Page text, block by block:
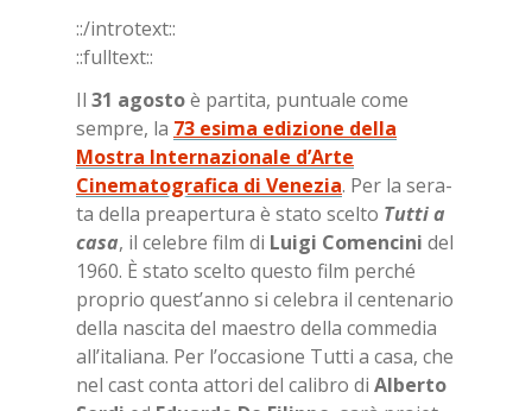
::/in­tro­text::
::full­text::
Il 31 ago­stoè par­ti­ta, pun­tua­le come
sem­pre, la 73 esima edizione della
Mostra Internazionale d’Arte
Cinematografica di Venezia. Per la se­ra­
ta del­la pre­a­per­tu­ra è sta­to scel­to Tut­ti a
casa, il ce­le­bre film di Lui­gi Co­men­ci­ni del
1960. È sta­to scel­to que­sto film per­ché
pro­prio que­st’an­no si ce­le­bra il cen­te­na­rio
del­la na­sci­ta del mae­stro del­la com­me­dia
al­l’i­ta­lia­na. Per l’oc­ca­sio­ne Tut­ti a casa, che
nel cast con­ta at­to­ri del ca­li­bro di Al­ber­to